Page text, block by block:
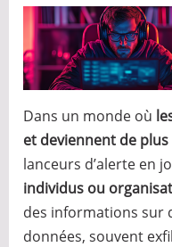
Dans un monde où
et deviennent de
lanceurs d’alerte en
individus ou
des informations sur
données, souvent